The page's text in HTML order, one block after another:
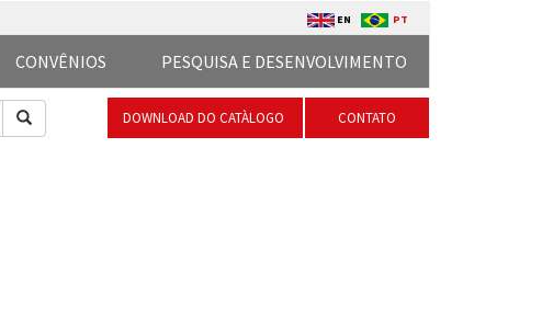
EN PT
PESQUISA E DESENVOLVIMENTO
CONVÊNIOS
DOWNLOAD DO CATÀLOGO CONTATO